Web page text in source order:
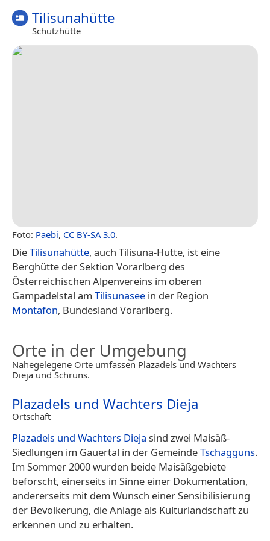
Tilisunahütte
Schutzhütte
Foto: Paebi, CC BY-SA 3.0.
DieTilisunahütte, auch Tilisuna-Hütte, ist eine
Berghütte der Sektion Vorarlberg des
Österreichischen Alpenvereins im oberen
Gampadelstal am Tilisunasee in der Region
Montafon, Bundesland Vorarlberg.
Orte in der Umgebung
Nahegelegene Orte umfassen Plazadels und Wachters
Dieja und Schruns.
Plazadels und Wachters Dieja
Ortschaft
Plazadels und Wachters Dieja sind zwei Maisäß-
Siedlungen im Gauertal in der GemeindeTschagguns.
Im Sommer 2000 wurden beide Maisäßgebiete
beforscht, einerseits in Sinne einer Dokumentation,
andererseits mit dem Wunsch einer Sensibilisierung
der Bevölkerung, die Anlage als Kulturlandschaft zu
erkennen und zu erhalten.